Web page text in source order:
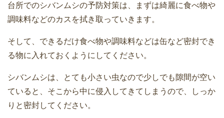
台所でのシバンムシの予防対策は、まずは綺麗に食べ物や
調味料などのカスを拭き取っていきます。
そして、できるだけ食べ物や調味料などは缶など密封でき
る物に入れておくようにしてください。
シバンムシは、とても小さい虫なので少しでも隙間が空い
ていると、そこから中に侵入してきてしまうので、しっか
りと密封してください。